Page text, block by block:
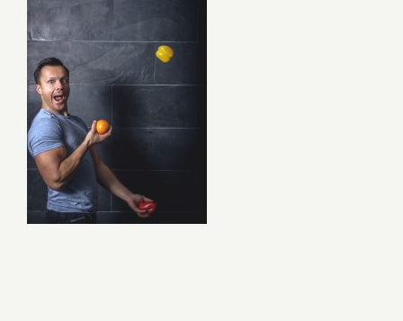
Sąlygos ir taisyklės